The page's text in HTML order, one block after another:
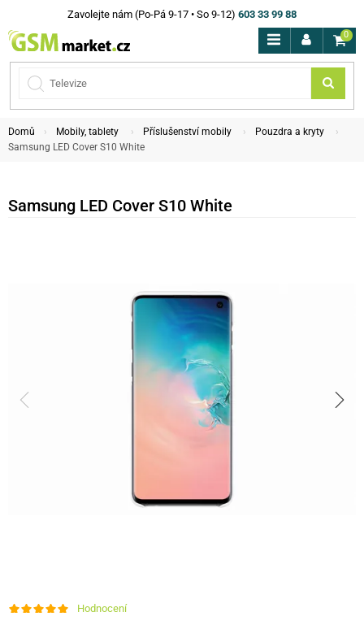
Zavolejte nám (Po-Pá 9-17 • So 9-12) 603 33 99 88
0
Domů Mobily, tablety Příslušenství mobily
Pouzdra a kryty
Samsung LED Cover S10 White
Samsung LED Cover S10 White
Hodnocení